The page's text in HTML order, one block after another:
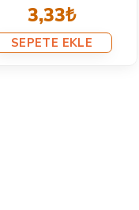
3,33₺
SEPETE EKLE